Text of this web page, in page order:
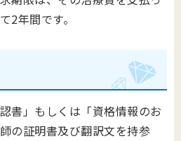
2年間です。
書」もしくは「資格情報のお
の証明書及び翻訳文を持参